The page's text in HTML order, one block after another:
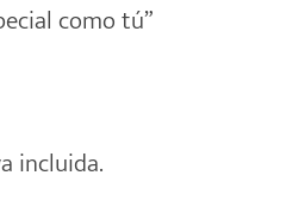
como tú”
incluida.